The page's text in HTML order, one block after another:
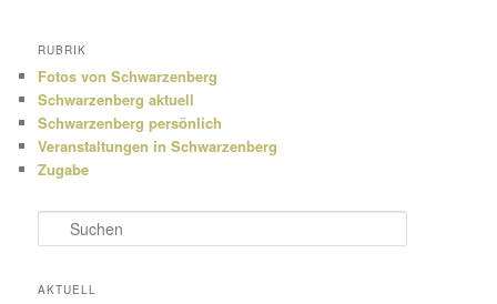
RUBRIK
Fotos von Schwarzenberg
Schwarzenberg aktuell
Schwarzenberg persönlich
Veranstaltungen in Schwarzenberg
Zugabe
u
h
AKTUELL